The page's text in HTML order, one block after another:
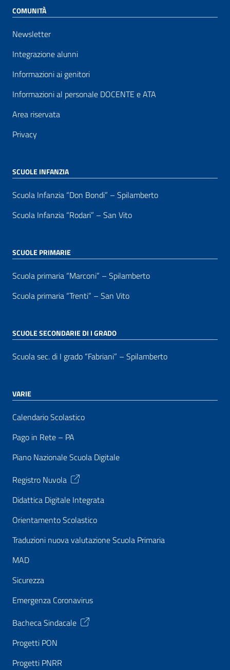
COMUNITÀ
Newsletter
Integrazione alunni
Informazioni ai genitori
Informazioni al personale DOCENTE e ATA
Area riservata
Privacy
SCUOLE INFANZIA
Scuola Infanzia “Don Bondi” – Spilamberto
Scuola Infanzia “Rodari” – San Vito
SCUOLE PRIMARIE
Scuola primaria “Marconi” – Spilamberto
Scuola primaria “Trenti” – San Vito
SCUOLE SECONDARIE DI I GRADO
Scuola sec. di I grado “Fabriani” – Spilamberto
VARIE
Calendario Scolastico
Pago in Rete – PA
Piano Nazionale Scuola Digitale
Registro Nuvola
Didattica Digitale Integrata
Orientamento Scolastico
Traduzioni nuova valutazione Scuola Primaria
MAD
Sicurezza
Emergenza Coronavirus
Bacheca Sindacale
Progetti PON
Progetti PNRR